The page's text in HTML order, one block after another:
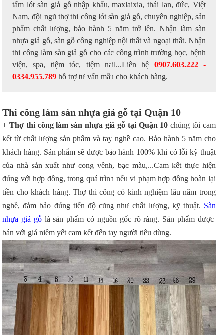
tấm lót sàn giả gỗ nhập khẩu, maxlaixia, thái lan, đức, Việt
Nam, đội ngũ thợ thi công lót sàn giả gỗ, chuyên nghiệp, sản
phẩm chất lượng, bảo hành 5 năm trở lên. Nhận làm sàn
nhựa giả gỗ, sàn gỗ công nghiệp nội thất và ngoại thất. Nhận
thi công làm sàn giả gỗ cho các công trình trường học, bệnh
viện, spa, tiệm tóc, tiệm nail...Liên hệ 0907.603.222 -
0334.955.789 hỗ trợ tư vấn mẫu cho khách hàng.
Thi công làm sàn nhựa giả gỗ tại Quận 10
+ Thợ thi công làm sàn nhựa giả gỗ tại Quận 10 chúng tôi cam
kết từ chất lượng sản phẩm và tay nghề cao. Bảo hành 5 năm cho
khách hàng. Sản phẩm sẽ được bảo hành 100% khi có lỗi kỹ thuật
của nhà sản xuất như cong vênh, bạc màu,...Cam kết thực hiện
đúng với hợp đồng, trong quá trình nếu vi phạm hợp đồng hoàn lại
tiền cho khách hàng. Thợ thi công có kinh nghiệm lâu năm trong
nghề, đảm bảo đúng tiến độ cũng như chất lượng, kỹ thuật. Sàn
nhựa giả gỗlà sản phẩm có nguồn gốc rõ ràng. Sản phẩm được
bán với giá niêm yết cam kết đến tay người tiêu dùng.